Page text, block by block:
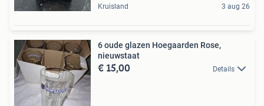
Kruisland 3 aug 26
6 oude glazen Hoegaarden Rose,
nieuwstaat
€ 15,00 Details